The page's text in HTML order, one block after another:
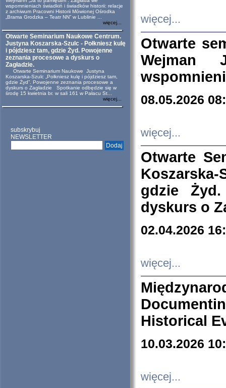
wspomnieniach świadkiń i świadków historii: relacje
z archiwum Pracowni Historii Mówionej Ośrodka
„Brama Grodzka – Teatr NN” w Lublinie ...
więcej...
Otwarte Seminarium Naukowe Centrum.
Justyna Koszarska-Szulc - Połkniesz kulę
i pójdziesz tam, gdzie Żyd. Powojenne
zeznania procesowe a dyskurs o
Zagładzie.
Otwarte Seminarium Naukowe Justyna
Koszarska-Szulc „Połkniesz kulę i pójdziesz tam,
gdzie Żyd”. Powojenne zeznania procesowe a
dyskurs o Zagładzie Spotkanie odbędzie się w
środę 15 kwietnia br. w sali 161 w Pałacu St...
więcej...
subskrybuj
NEWSLETTER
więcej...
Otwarte
Wejman
08.05.2026
więcej...
Otwarte
Koszarska-
gdzie
dyskurs o
02.04.2026
więcej...
Historical
10.03.2026
więcej...